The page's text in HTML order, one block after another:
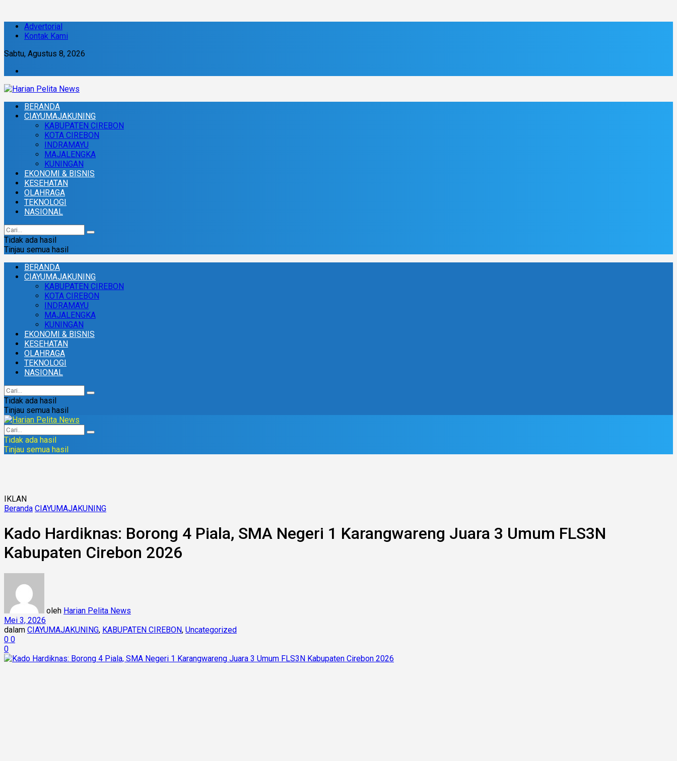
Advertorial
Kontak Kami
Sabtu, Agustus 8, 2026
BERANDA
CIAYUMAJAKUNING
KABUPATEN CIREBON
KOTA CIREBON
INDRAMAYU
MAJALENGKA
KUNINGAN
EKONOMI & BISNIS
KESEHATAN
OLAHRAGA
TEKNOLOGI
NASIONAL
Tidak ada hasil
Tinjau semua hasil
BERANDA
CIAYUMAJAKUNING
KABUPATEN CIREBON
KOTA CIREBON
INDRAMAYU
MAJALENGKA
KUNINGAN
EKONOMI & BISNIS
KESEHATAN
OLAHRAGA
TEKNOLOGI
NASIONAL
Tidak ada hasil
Tinjau semua hasil
Tidak ada hasil
Tinjau semua hasil
IKLAN
Beranda CIAYUMAJAKUNING
Kado Hardiknas: Borong 4 Piala, SMA Negeri 1 Karangwareng Juara 3 Umum FLS3N
Kabupaten Cirebon 2026
oleh Harian Pelita News
Mei 3, 2026
dalam CIAYUMAJAKUNING, KABUPATEN CIREBON, Uncategorized
0 0
0